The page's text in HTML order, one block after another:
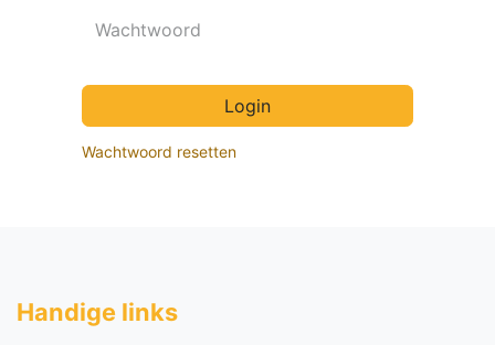
Login
Wachtwoord resetten
Handige li​nks